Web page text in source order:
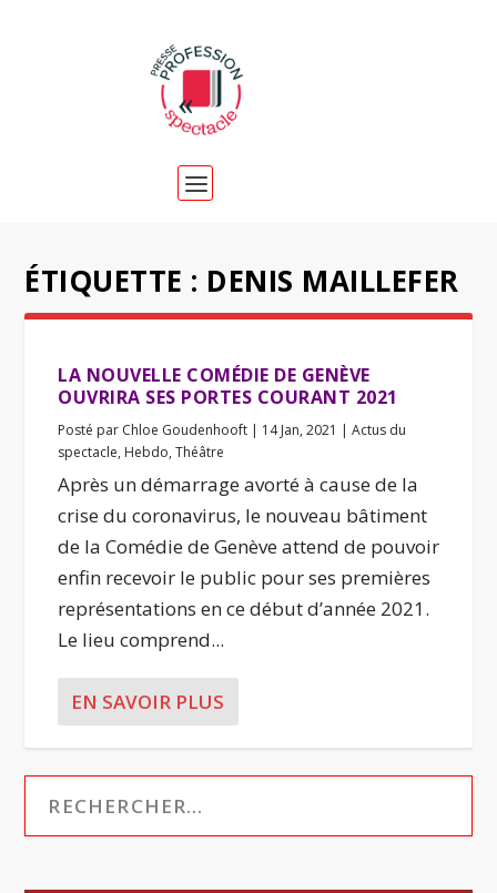
ÉTIQUETTE : DENIS MAILLEFER
LA NOUVELLE COMÉDIE DE GENÈVE
OUVRIRA SES PORTES COURANT 2021
Posté par Chloe Goudenhooft | 14 Jan, 2021 |Actus du
spectacle, Hebdo,Théâtre
Après un démarrage avorté à cause de la
crise du coronavirus, le nouveau bâtiment
de la Comédie de Genève attend de pouvoir
enfin recevoir le public pour ses premières
représentations en ce début d’année 2021.
Le lieu comprend...
EN SAVOIR PLUS